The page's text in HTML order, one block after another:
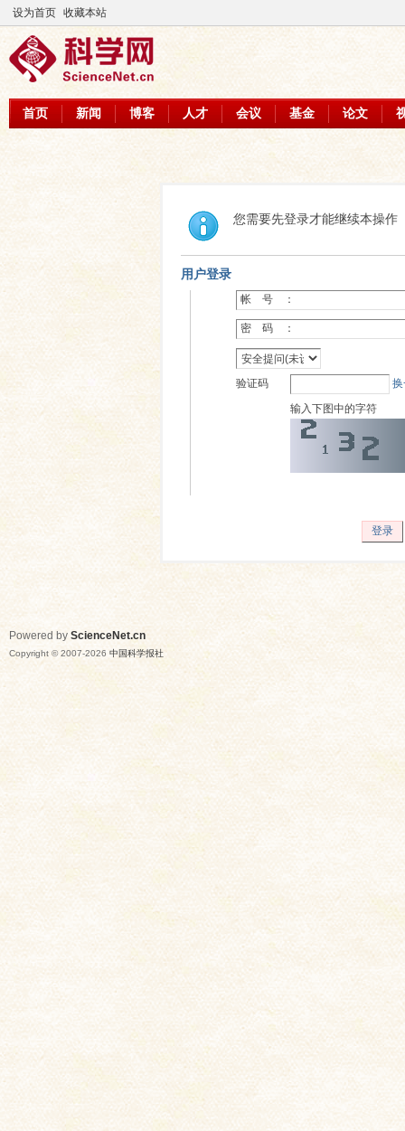
设为首页 收藏本站
首页 新闻 博客 人才 会议 基金 论文
您需要先登录才能继续本操作
用户登录
帐 号 ：
密 码 ：
验证码
输入下图中的字符
登录
Powered by ScienceNet.cn
Copyright © 2007-2026 中国科学报社